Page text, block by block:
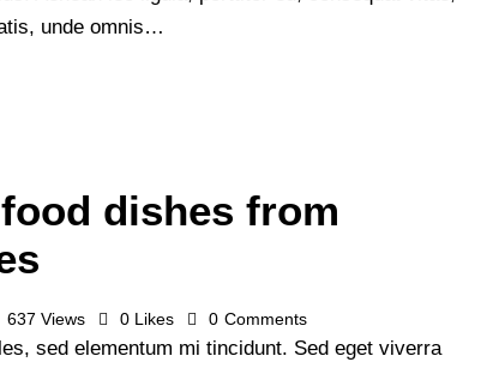
unde omnis…
dishes from
637 Views 0 Likes 0 Comments
sed elementum mi tincidunt. Sed eget viverra